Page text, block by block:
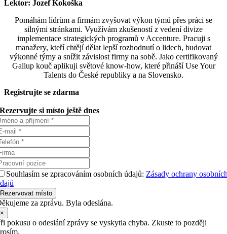
výkonné týmy a snížit závislost firmy na sobě. Jako certifikovaný
Talents do České republiky a na Slovensko.
Registrujte se zdarma
Rezervujte si místo ještě dnes
Souhlasím se zpracováním osobních údajů:
Rezervovat místo
za zprávu. Byla odeslána.
×
pokusu o odeslání zprávy se vyskytla chyba. Zkuste to později
×
Po registraci vám pošleme link na živý webinář a připomínku před
vysíláním. Neposíláme spam.